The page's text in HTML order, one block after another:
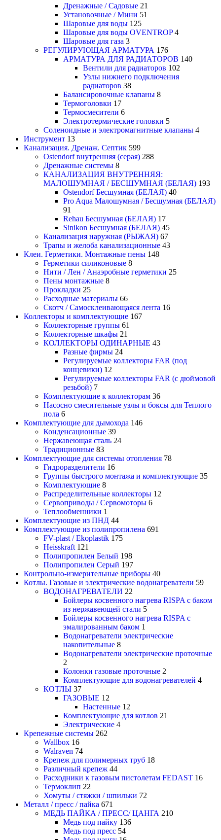
Дренажные / Садовые 21
Установочные / Мини 51
Шаровые для воды 125
Шаровые для воды OVENTROP 4
Шаровые для газа 3
РЕГУЛИРУЮЩАЯ АРМАТУРА 176
АРМАТУРА ДЛЯ РАДИАТОРОВ 140
Вентили для радиаторов 102
Узлы нижнего подключения
радиаторов 38
Балансировочные клапаны 8
Термоголовки 17
Термосмесители 6
Электротермические головки 5
Соленоидные и электромагнитные клапаны 4
Инструмент 13
Канализация. Дренаж. Септик 599
Ostendorf внутренняя (серая) 288
Дренажные системы 8
КАНАЛИЗАЦИЯ ВНУТРЕННЯЯ:
МАЛОШУМНАЯ / БЕСШУМНАЯ (БЕЛАЯ) 193
Ostendorf Бесшумная (БЕЛАЯ) 40
Pro Aqua Малошумная / Бесшумная (БЕЛАЯ)
91
Rehau Бесшумная (БЕЛАЯ) 17
Sinikon Бесшумная (БЕЛАЯ) 45
Канализация наружная (РЫЖАЯ) 67
Трапы и желоба канализационные 43
Клеи. Герметики. Монтажные пены 148
Герметики силиконовые 8
Нити / Лен / Анаэробные герметики 25
Пены монтажные 8
Прокладки 25
Расходные материалы 66
Скотч / Самосклеивающаяся лента 16
Коллекторы и комплектующие 167
Коллекторные группы 61
Коллекторные шкафы 21
КОЛЛЕКТОРЫ ОДИНАРНЫЕ 43
Разные фирмы 24
Регулируемые коллекторы FAR (под
концевики) 12
Регулируемые коллекторы FAR (с дюймовой
резьбой) 7
Комплектующие к коллекторам 36
Насосно смесительные узлы и боксы для Теплого
пола 6
Комплектующие для дымохода 146
Конденсационные 39
Нержавеющая сталь 24
Традиционные 83
Комплектующие для системы отопления 78
Гидроразделители 16
Группы быстрого монтажа и комплектующие 35
Комплектующие 8
Распределительные коллекторы 12
Сервоприводы / Сервомоторы 6
Теплообменники 1
Комплектующие из ПНД 44
Комплектующие из полипропилена 691
FV-plast / Ekoplastik 175
Heisskraft 121
Полипропилен Белый 198
Полипропилен Серый 197
Контрольно-измерительные приборы 40
Котлы. Газовые и электрические водонагреватели 59
ВОДОНАГРЕВАТЕЛИ 22
Бойлеры косвенного нагрева RISPA с баком
из нержавеющей стали 5
Бойлеры косвенного нагрева RISPA с
эмалированным баком 1
Водонагреватели электрические
накопительные 8
Водонагреватели электрические проточные
2
Колонки газовые проточные 2
Комплектующие для водонагревателей 4
КОТЛЫ 37
ГАЗОВЫЕ 12
Настенные 12
Комплектующие для котлов 21
Электрические 4
Крепежные системы 262
Wallbox 16
Walraven 74
Крепеж для полимерных труб 18
Различный крепеж 44
Расходники к газовым пистолетам FEDAST 16
Термоклип 22
Хомуты / стяжки / шпильки 72
Металл / пресс / пайка 671
МЕДЬ ПАЙКА / ПРЕСС/ ЦАНГА 210
Медь под пайку 136
Медь под пресс 54